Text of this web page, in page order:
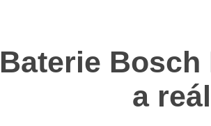
Baterie Bosch
a